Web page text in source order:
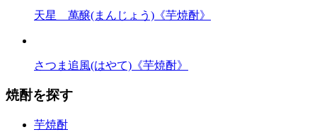
天星 萬醸(まんじょう)《芋焼酎》
さつま追風(はやて)《芋焼酎》
焼酎を探す
芋焼酎